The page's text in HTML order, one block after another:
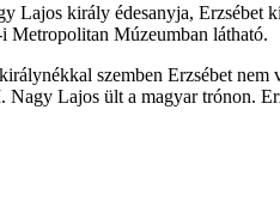
király édesanyja, Erzsébet
Metropolitan Múzeumban látható.
szemben Erzsébet
Lajos ült a magyar trónon.